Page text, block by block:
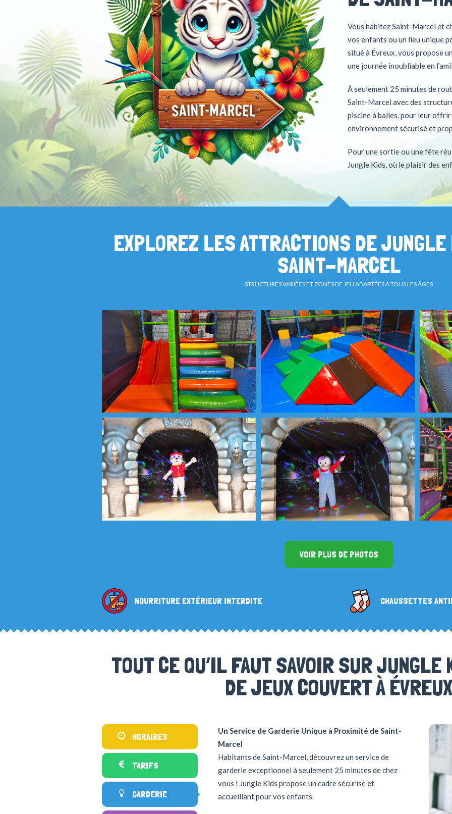
Vous habitez Saint-Marcel et
vos enfants ou un lieu unique
situé à Évreux, vous propose
une journée inoubliable en
À seulement 25 minutes de
Saint-Marcel avec des
piscine à balles, pour leur offrir
environnement sécurisé et
Pour une sortie ou une fête
Jungle Kids, où le plaisir des
EXPLOREZ LES ATTRACTIONS DE
SAINT-MARCEL
STRUCTURES VARIÉES ET ZONES DE JEU ADAPTÉES À TOUS LES ÂGES
VOIR PLUS DE PHOTOS
NOURRITURE EXTÉRIEUR INTERDITE CHAUSSETTES
TOUT CE QU’IL FAUT SAVOIR SUR
DE JEUX COUVERT À
HORAIRES
TARIFS
GARDERIE
Un Service de Garderie Unique à Proximité de Saint-
Marcel
Habitants de Saint-Marcel, découvrez un service de
garderie exceptionnel à seulement 25 minutes de chez
vous ! Jungle Kids propose un cadre sécurisé et
accueillant pour vos enfants.